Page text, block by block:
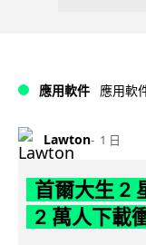
應用軟件 應用軟
Lawton 1 日
首爾大生 2
2 萬人下載